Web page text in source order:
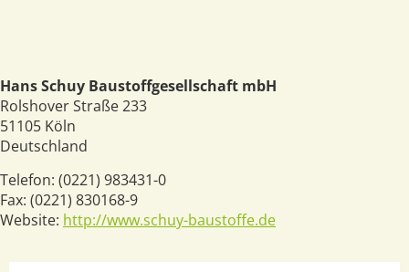
Hans Schuy Baustoffgesellschaft mbH
Rolshover Straße 233
51105 Köln
Deutschland
Telefon: (0221) 983431-0
Fax: (0221) 830168-9
Website: http://www.schuy-baustoffe.de